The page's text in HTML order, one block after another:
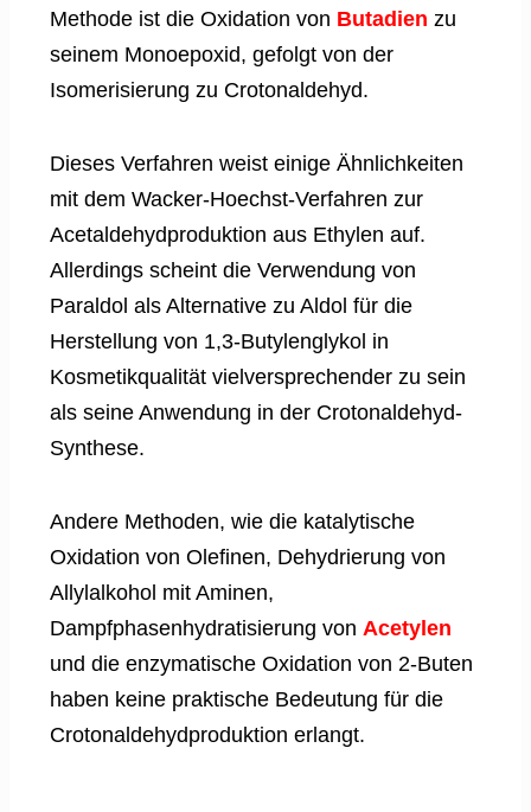
Methode ist die Oxidation von Butadien zu
seinem Monoepoxid, gefolgt von der
Isomerisierung zu Crotonaldehyd.
Dieses Verfahren weist einige Ähnlichkeiten
mit dem Wacker-Hoechst-Verfahren zur
Acetaldehydproduktion aus Ethylen auf.
Allerdings scheint die Verwendung von
Paraldol als Alternative zu Aldol für die
Herstellung von 1,3-Butylenglykol in
Kosmetikqualität vielversprechender zu sein
als seine Anwendung in der Crotonaldehyd-
Synthese.
Andere Methoden, wie die katalytische
Oxidation von Olefinen, Dehydrierung von
Allylalkohol mit Aminen,
Dampfphasenhydratisierung von Acetylen
und die enzymatische Oxidation von 2-Buten
haben keine praktische Bedeutung für die
Crotonaldehydproduktion erlangt.